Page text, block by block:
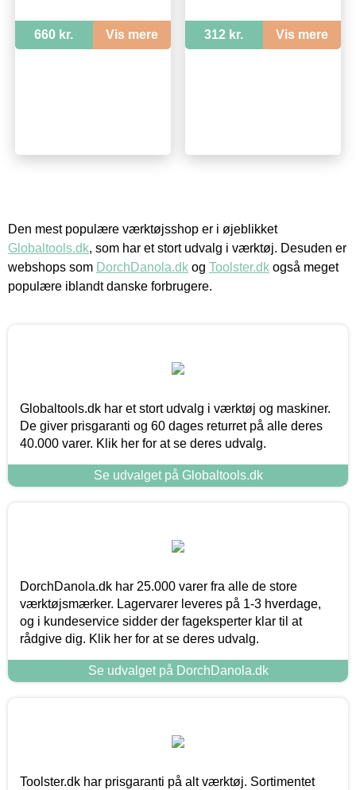
660 kr. Vis mere 312 kr. Vis mere
Den mest populære værktøjsshop er i øjeblikket
Globaltools.dk, som har et stort udvalg i værktøj. Desuden er
webshops som DorchDanola.dk og Toolster.dk også meget
populære iblandt danske forbrugere.
Globaltools.dk har et stort udvalg i værktøj og maskiner.
De giver prisgaranti og 60 dages returret på alle deres
40.000 varer. Klik her for at se deres udvalg.
Se udvalget på Globaltools.dk
DorchDanola.dk har 25.000 varer fra alle de store
værktøjsmærker. Lagervarer leveres på 1-3 hverdage,
og i kundeservice sidder der fageksperter klar til at
rådgive dig. Klik her for at se deres udvalg.
Se udvalget på DorchDanola.dk
Toolster.dk har prisgaranti på alt værktøj. Sortimentet